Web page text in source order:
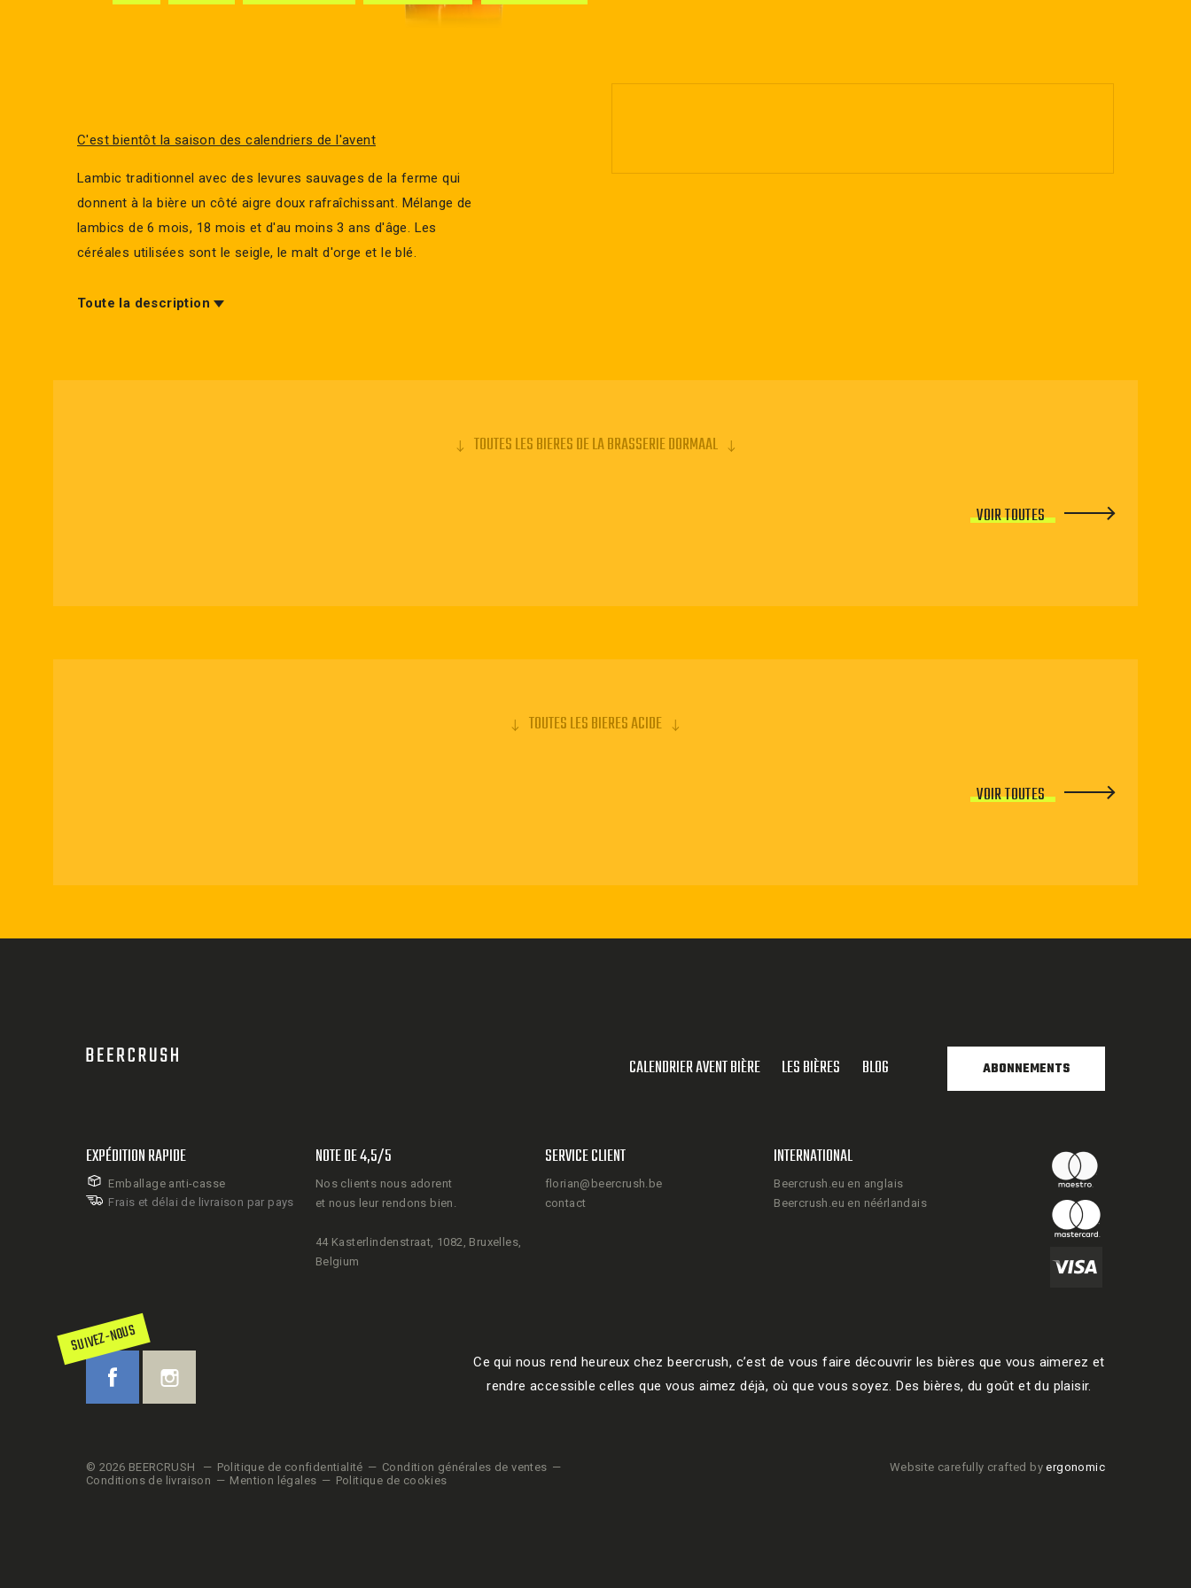
C'est bientôt la saison des calendriers de l'avent
Lambic traditionnel avec des levures sauvages de la ferme qui
donnent à la bière un côté aigre doux rafraîchissant. Mélange de
lambics de 6 mois, 18 mois et d'au moins 3 ans d'âge. Les
céréales utilisées sont le seigle, le malt d'orge et le blé.
Toute la description
TOUTES LES BIERES DE LA BRASSERIE DORMAAL
VOIR TOUTES
TOUTES LES BIERES ACIDE
VOIR TOUTES
CALENDRIER AVENT BIÈRE LES BIÈRES BLOG ABONNEMENTS
EXPÉDITION RAPIDE
Emballage anti-casse
Frais et délai de livraison par pays
NOTE DE 4,5/5
Nos clients nous adorent
et nous leur rendons bien.
44 Kasterlindenstraat, 1082, Bruxelles,
Belgium
SERVICE CLIENT
florian@beercrush.be
contact
INTERNATIONAL
Beercrush.eu en anglais
Beercrush.eu en néérlandais
SUIVEZ-NOUS
Ce qui nous rend heureux chez beercrush, c’est de vous faire découvrir les bières que vous aimerez et
rendre accessible celles que vous aimez déjà, où que vous soyez. Des bières, du goût et du plaisir.
© 2026 BEERCRUSH Politique de confidentialité
Condition générales de ventes
Conditions de livraison
Mention légales Politique de cookies
Website carefully crafted byergonomic